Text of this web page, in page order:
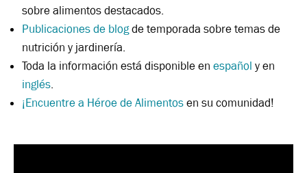
sobre alimentos destacados.
Publicaciones de blogde temporada sobre temas de
nutrición y jardinería.
Toda la información está disponible en español y en
inglés.
¡Encuentre a Héroe de Alimentosen su comunidad!